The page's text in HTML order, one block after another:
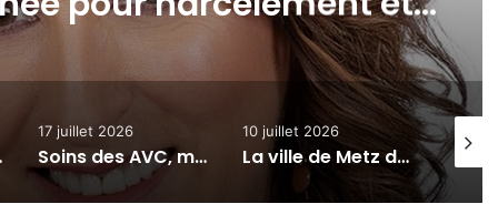
de fonds
17 juillet 2026
Soins des AVC, mécénat, expo-vente : 7 actus de la semaine à Metz et en Moselle (17 juillet 2026)
10 juillet 2026
La ville de Metz débloque 500 000 euros pour la venue du pape Léon XIV
3 juillet 2026